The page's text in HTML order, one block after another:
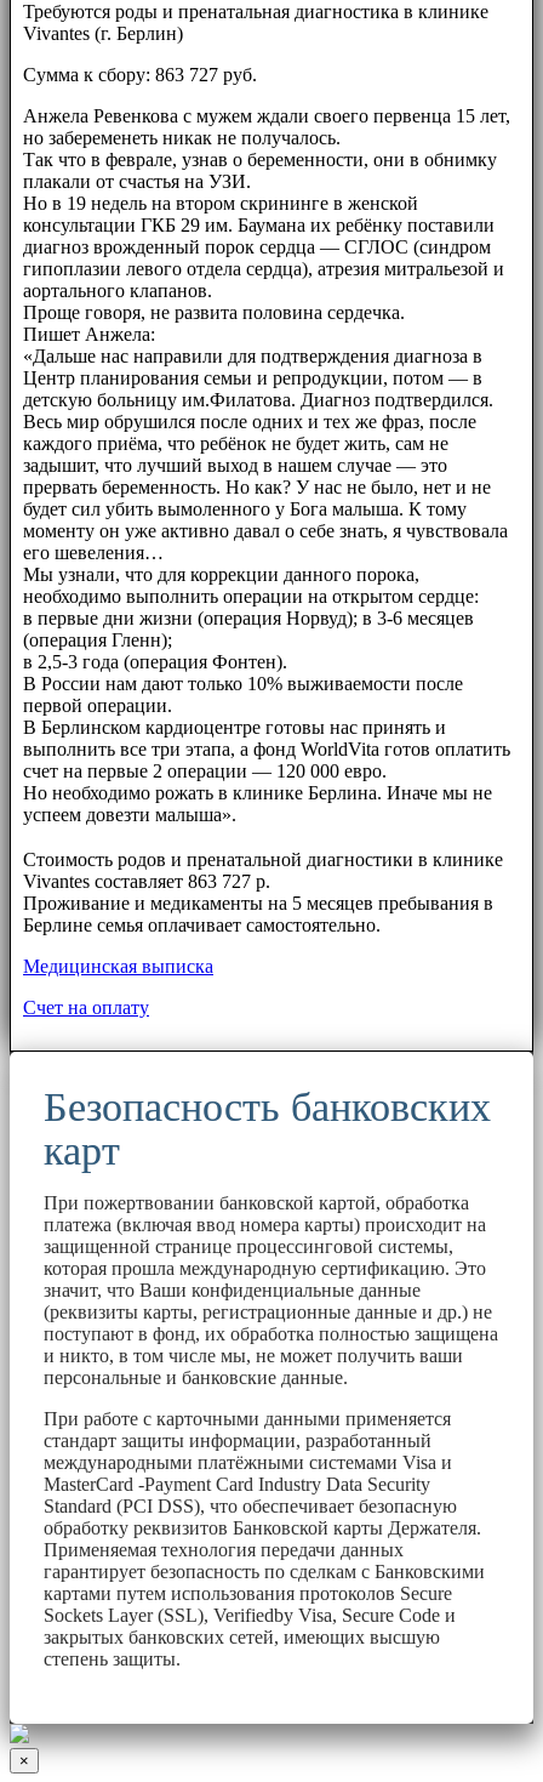
Требуются роды и пренатальная диагностика в клинике
Vivantes (г. Берлин)
Сумма к сбору: 863 727 руб.
Анжела Ревенкова с мужем ждали своего первенца 15 лет,
но забеременеть никак не получалось.
Так что в феврале, узнав о беременности, они в обнимку
плакали от счастья на УЗИ.
Но в 19 недель на втором скрининге в женской
консультации ГКБ 29 им. Баумана их ребёнку поставили
диагноз врожденный порок сердца — СГЛОС (синдром
гипоплазии левого отдела сердца), атрезия митральезой и
аортального клапанов.
Проще говоря, не развита половина сердечка.
Пишет Анжела:
«Дальше нас направили для подтверждения диагноза в
Центр планирования семьи и репродукции, потом — в
детскую больницу им.Филатова. Диагноз подтвердился.
Весь мир обрушился после одних и тех же фраз, после
каждого приёма, что ребёнок не будет жить, сам не
задышит, что лучший выход в нашем случае — это
прервать беременность. Но как? У нас не было, нет и не
будет сил убить вымоленного у Бога малыша. К тому
моменту он уже активно давал о себе знать, я чувствовала
его шевеления…
Мы узнали, что для коррекции данного порока,
необходимо выполнить операции на открытом сердце:
в первые дни жизни (операция Норвуд); в 3-6 месяцев
(операция Гленн);
в 2,5-3 года (операция Фонтен).
В России нам дают только 10% выживаемости после
первой операции.
В Берлинском кардиоцентре готовы нас принять и
выполнить все три этапа, а фонд WorldVita готов оплатить
счет на первые 2 операции — 120 000 евро.
Но необходимо рожать в клинике Берлина. Иначе мы не
успеем довезти малыша».
Стоимость родов и пренатальной диагностики в клинике
Vivantes составляет 863 727 р.
Проживание и медикаменты на 5 месяцев пребывания в
Берлине семья оплачивает самостоятельно.
Медицинская выписка
Счет на оплату
Безопасность банковских
карт
При пожертвовании банковской картой, обработка
платежа (включая ввод номера карты) происходит на
защищенной странице процессинговой системы,
которая прошла международную сертификацию. Это
значит, что Ваши конфиденциальные данные
(реквизиты карты, регистрационные данные и др.) не
поступают в фонд, их обработка полностью защищена
и никто, в том числе мы, не может получить ваши
персональные и банковские данные.
При работе с карточными данными применяется
стандарт защиты информации, разработанный
международными платёжными системами Visa и
MasterCard -Payment Card Industry Data Security
Standard (PCI DSS), что обеспечивает безопасную
обработку реквизитов Банковской карты Держателя.
Применяемая технология передачи данных
гарантирует безопасность по сделкам с Банковскими
картами путем использования протоколов Secure
Sockets Layer (SSL), Verifiedby Visa, Secure Code и
закрытых банковских сетей, имеющих высшую
степень защиты.
×